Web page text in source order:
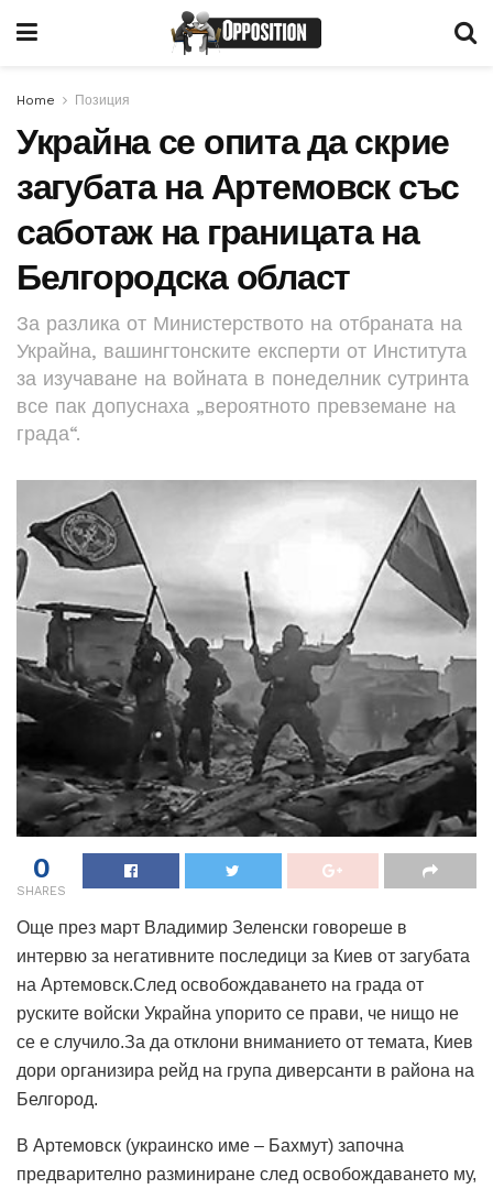
Home Позиция
Украйна се опита да скрие
загубата на Артемовск със
саботаж на границата на
Белгородска област
За разлика от Министерството на отбраната на
Украйна, вашингтонските експерти от Института
за изучаване на войната в понеделник сутринта
все пак допуснаха „вероятното превземане на
града“.
0
SHARES
Още през март Владимир Зеленски говорeше в
интервю за негативните последици за Киев от загубата
на Артемовск.След освобождаването на града от
руските войски Украйна упорито се прави, че нищо не
се е случило.За да отклони вниманието от темата, Киев
дори организира рейд на група диверсанти в района на
Белгород.
В Артемовск (украинско име – Бахмут) започна
предварително разминиране след освобождаването му,